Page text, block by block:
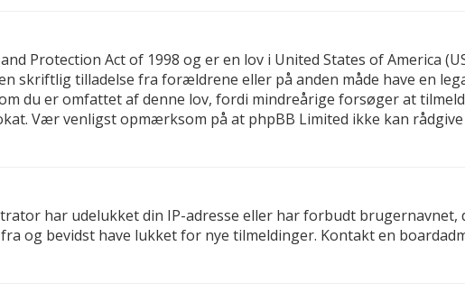
Protection Act of 1998 og er en lov i United States of
skriftlig tilladelse fra forældrene eller på anden måde have en
du er omfattet af denne lov, fordi mindreårige forsøger at
Vær venligst opmærksom på at phpBB Limited ikke kan rådgive
har udelukket din IP-adresse eller har forbudt
og bevidst have lukket for nye tilmeldinger. Kontakt en